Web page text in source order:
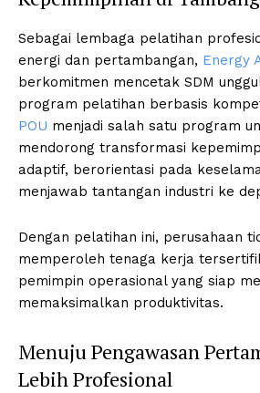
Sebagai lembaga pelatihan
energi dan pertambangan, Energy
berkomitmen mencetak SDM
program pelatihan berbasis
POU menjadi salah satu program
mendorong transformasi
adaptif, berorientasi pada
menjawab tantangan industri ke
Dengan pelatihan ini, perusahaan
memperoleh tenaga kerja
pemimpin operasional yang siap
memaksimalkan produktivitas.
Menuju Pengawasan
Lebih Profesional